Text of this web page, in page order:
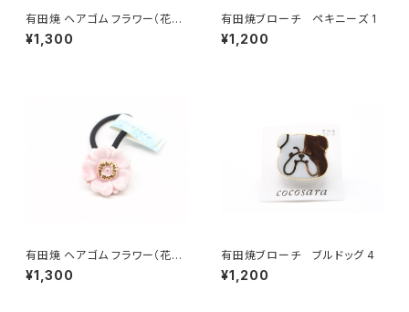
有田焼 ヘアゴム フラワー（花芯
金彩） 赤
¥1,300
有田焼ブローチ ペキニーズ 1
¥1,200
有田焼 ヘアゴム フラワー（花芯
金彩） ピンク
¥1,300
有田焼ブローチ ブルドッグ 4
¥1,200